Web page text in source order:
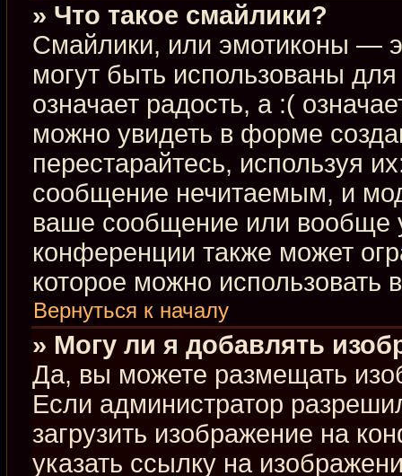
» Что такое смайлики?
Смайлики, или эмотиконы —
могут быть использованы
означает радость, а :(
можно увидеть в форме
перестарайтесь, используя
сообщение нечитаемым, и
ваше сообщение или вообще
конференции также может
которое можно использовать
Вернуться к началу
» Могу ли я добавлять
Да, вы можете размещать
Если администратор
загрузить изображение на
указать ссылку на